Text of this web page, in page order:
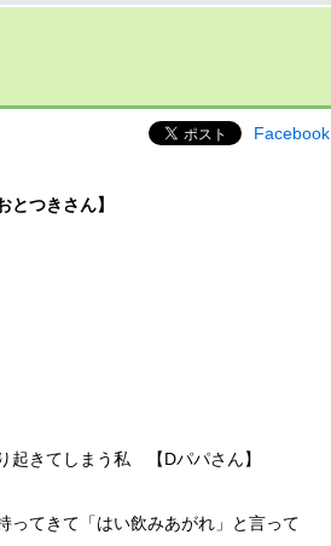
Facebook
つきさん】
起きてしまう私 【Dパパさん】
ってきて「はい飲みあがれ」と言って